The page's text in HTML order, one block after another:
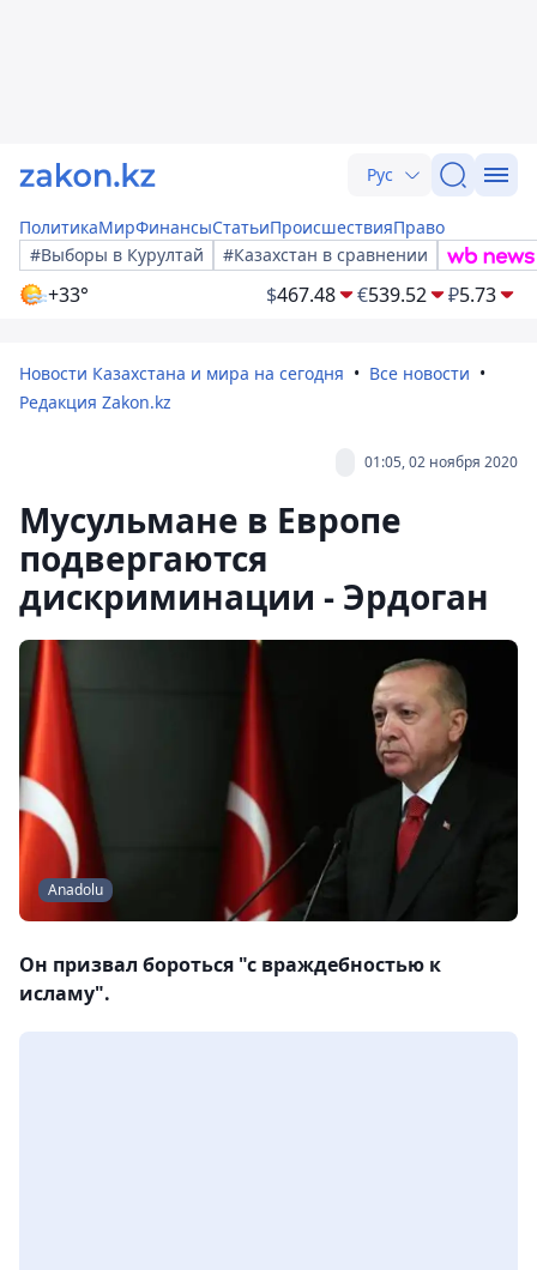
Рус
ПолитикаМирФинансыСтатьиПроисшествияПраво
#Выборы в Курултай
#Казахстан в сравнении
+33° $467.48 €539.52 ₽5.73
Новости Казахстана и мира на сегодня
Все новости
Редакция Zakon.kz
01:05, 02 ноября 2020
Мусульмане в Европе
подвергаются
дискриминации - Эрдоган
Anadolu
Он призвал бороться "с враждебностью к
исламу".